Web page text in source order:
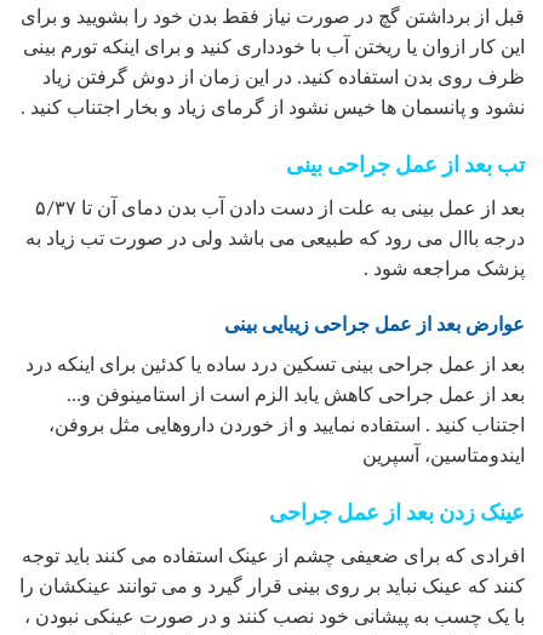
قبل از برداشتن گچ در صورت نیاز فقط بدن خود را بشویید و برای
این کار ازوان یا ریختن آب با خودداری کنید و برای اینکه تورم بینی
ظرف روی بدن استفاده کنید. در این زمان از دوش گرفتن زیاد
نشود و پانسمان ها خیس نشود از گرمای زیاد و بخار اجتناب کنید .
تب بعد از عمل جراحی بینی
بعد از عمل بینی به علت از دست دادن آب بدن دمای آن تا ۵/۳۷
درجه باال می رود که طبیعی می باشد ولی در صورت تب زیاد به
پزشک مراجعه شود .
عوارض بعد از عمل جراحی زیبایی بینی
بعد از عمل جراحی بینی تسکین درد ساده یا کدئین برای اینکه درد
بعد از عمل جراحی کاهش یابد الزم است از استامینوفن و…
اجتناب کنید . استفاده نمایید و از خوردن داروهایی مثل بروفن،
ایندومتاسین، آسپرین
عینک زدن بعد از عمل جراحی
افرادی که برای ضعیفی چشم از عینک استفاده می کنند باید توجه
کنند که عینک نباید بر روی بینی قرار گیرد و می توانند عینکشان را
با یک چسب به پیشانی خود نصب کنند و در صورت عینکی نبودن ،